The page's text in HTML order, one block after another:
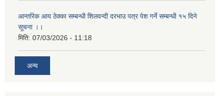
आन्तरिक आय ठेक्का सम्बन्धी शिलवन्दी दरभाउ पत्र पेश गर्ने सम्बन्धी १५ दिने
सूचना ।।
मिति: 07/03/2026 - 11:18
अन्य